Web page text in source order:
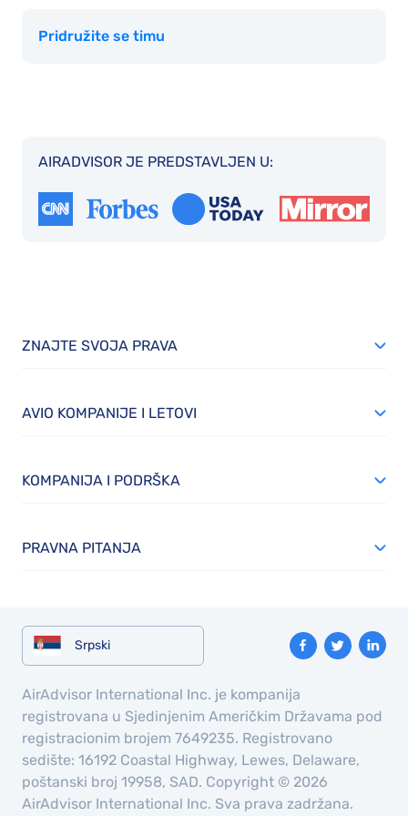
Pridružite se timu
AIRADVISOR JE PREDSTAVLJEN U:
ZNAJTE SVOJA PRAVA
AVIO KOMPANIJE I LETOVI
KOMPANIJA I PODRŠKA
PRAVNA PITANJA
Srpski
AirAdvisor International Inc. je kompanija
registrovana u Sjedinjenim Američkim Državama pod
registracionim brojem 7649235. Registrovano
sedište: 16192 Coastal Highway, Lewes, Delaware,
poštanski broj 19958, SAD. Copyright © 2026
AirAdvisor International Inc. Sva prava zadržana.